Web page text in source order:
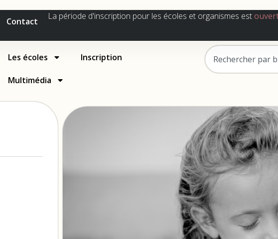
Contact La période d'inscription pour les écoles et organismes est
Les écoles Inscription
Multimédia